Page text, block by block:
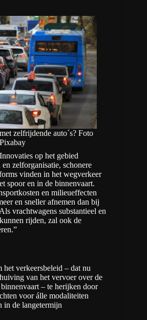
zelfrijdende auto´s? Foto
Pixabay
op het gebied
zelforganisatie, schonere
vinden in het wegverkeer
spoor en in de binnenvaart.
en milieueffecten
en sneller afnemen dan bij
vrachtwagens substantieel en
rijden, zal ook de
verkeersbeleid – dat nu
van het vervoer over de
– te herijken door
voor álle modaliteiten
in de langetermijn